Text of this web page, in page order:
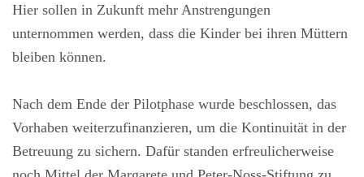
Hier sollen in Zukunft mehr Anstrengungen
unternommen werden, dass die Kinder bei ihren Müttern
bleiben können.
Nach dem Ende der Pilotphase wurde beschlossen, das
Vorhaben weiterzufinanzieren, um die Kontinuität in der
Betreuung zu sichern. Dafür standen erfreulicherweise